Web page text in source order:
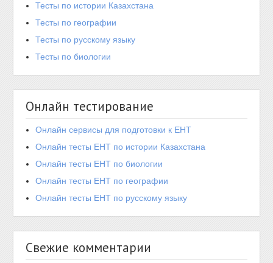
Тесты по истории Казахстана
Тесты по географии
Тесты по русскому языку
Тесты по биологии
Онлайн тестирование
Онлайн сервисы для подготовки к ЕНТ
Онлайн тесты ЕНТ по истории Казахстана
Онлайн тесты ЕНТ по биологии
Онлайн тесты ЕНТ по географии
Онлайн тесты ЕНТ по русскому языку
Свежие комментарии